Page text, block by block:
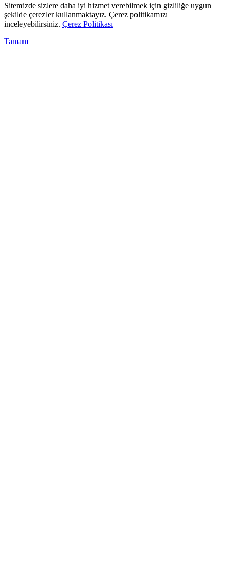
Sitemizde sizlere daha iyi hizmet verebilmek için gizliliğe uygun
şekilde çerezler kullanmaktayız. Çerez politikamızı
inceleyebilirsiniz. Çerez Politikası
Tamam